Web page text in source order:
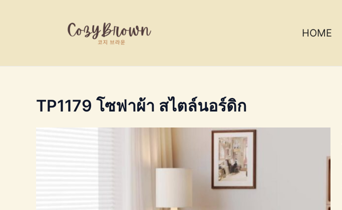
HOME
TP1179 โซฟาผ้า สไตล์นอร์ดิก